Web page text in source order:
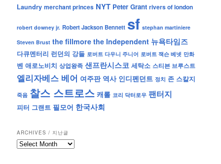
Laundry merchant princes NYT Peter Grant rivers of london
robert downey jr. Robert Jackson Bennett sf stephan martiniere
Steven Brust the fillmore the Independent 뉴욕타임즈
다큐멘터리 런던의 강들 로버트 다우니 주니어 로버트 잭슨 베넷 만화
벤 애로노비치 상업왕족 샌프란시스코 세탁소 스티븐 브루스트
엘리자베스 베어 여주판 역사 인디펜던트 정치 존 스칼지
죽음 찰스 스트로스 캐롤 코리 닥터로우 팬터지
피터 그랜트 필모어 한국사회
ARCHIVES / 지난글
archives